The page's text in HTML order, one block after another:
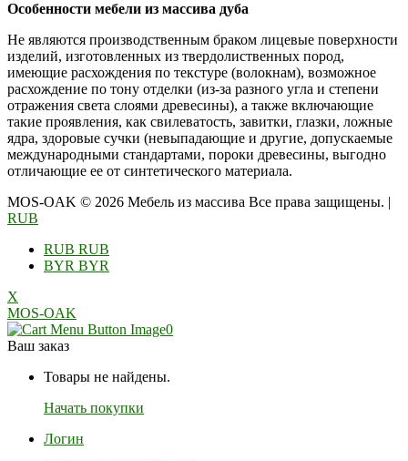
Особенности мебели из массива дуба
Не являются производственным браком лицевые поверхности
изделий, изготовленных из твердолиственных пород,
имеющие расхождения по текстуре (волокнам), возможное
расхождение по тону отделки (из-за разного угла и степени
отражения света слоями древесины), а также включающие
такие проявления, как свилеватость, завитки, глазки, ложные
ядра, здоровые сучки (невыпадающие и другие, допускаемые
международными стандартами, пороки древесины, выгодно
отличающие ее от синтетического материала.
MOS-OAK © 2026 Мебель из массива Все права защищены. |
RUB
RUB RUB
BYR BYR
X
MOS-OAK
0
Ваш заказ
Товары не найдены.
Начать покупки
Логин